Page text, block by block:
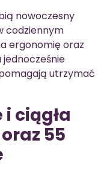
nowoczesny
codziennym
ergonomię oraz
jednocześnie
utrzymać
ciągła
55